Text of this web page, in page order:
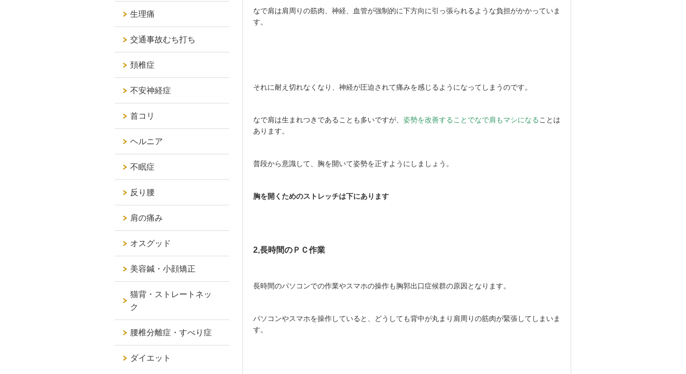
なで肩は肩周りの筋肉、神経、血管が強制的に下方向に引っ張られるような負担がかかっていま
す。
それに耐え切れなくなり、神経が圧迫されて痛みを感じるようになってしまうのです。
なで肩は生まれつきであることも多いですが、 姿勢を改善することでなで肩もマシになる ことは
あります。
普段から意識して、胸を開いて姿勢を正すようにしましょう。
胸を開くためのストレッチは下にあります
2,長時間のＰＣ作業
長時間のパソコンでの作業やスマホの操作も胸郭出口症候群の原因となります。
パソコンやスマホを操作していると、どうしても背中が丸まり肩周りの筋肉が緊張してしまいま
す。
生理痛
交通事故むち打ち
頚椎症
不安神経症
首コリ
ヘルニア
不眠症
反り腰
肩の痛み
オスグッド
美容鍼・小顔矯正
猫背・ストレートネッ
ク
腰椎分離症・すべり症
ダイエット